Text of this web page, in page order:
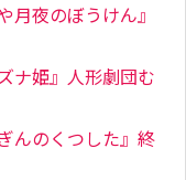
月夜のぼうけん』
ナ姫』人形劇団む
んのくつした』終